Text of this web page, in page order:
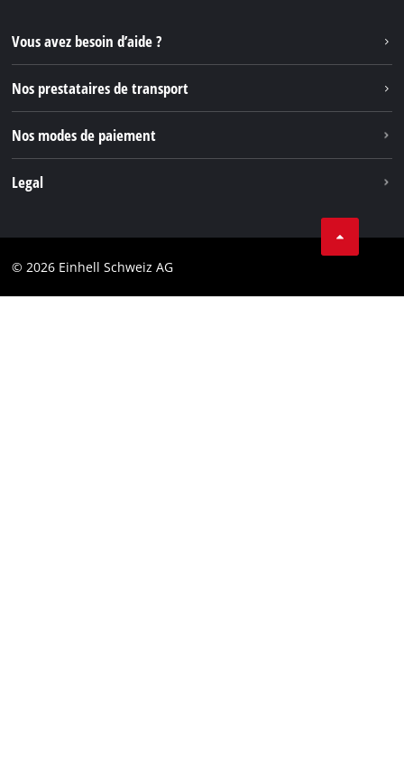
Instagram
TikTok
Pinterest
Vous avez besoin d’aide ?
Nos prestataires de transport
Nos modes de paiement
Legal
Marque
© 2026 Einhell Schweiz AG